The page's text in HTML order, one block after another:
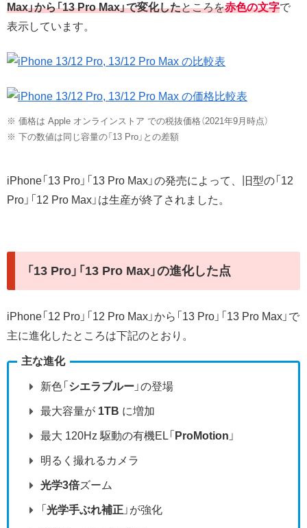
Max」から「13 Pro Max」で変化したところを赤色の文字で
表示しています。
※ 価格は Apple オンラインストア での税抜価格（2021年9月時点）
※ 下の数値は同じ容量の「13 Pro」との差額
iPhone「13 Pro」「13 Pro Max」の発売によって、旧型の「12
Pro」「12 Pro Max」は生産が終了されました。
「13 Pro」「13 Pro Max」の進化した点
iPhone「12 Pro」「12 Pro Max」から「13 Pro」「13 Pro Max」で
主に進化したところは下記のとおり。
主な進化
新色「 シエラブルー 」の登場
最大容量が 1TB に増加
最大 120Hz 駆動の有機EL「 ProMotion 」
明るく撮れるカメラ
光学3倍ズーム
「 光学手ぶれ補正 」が強化